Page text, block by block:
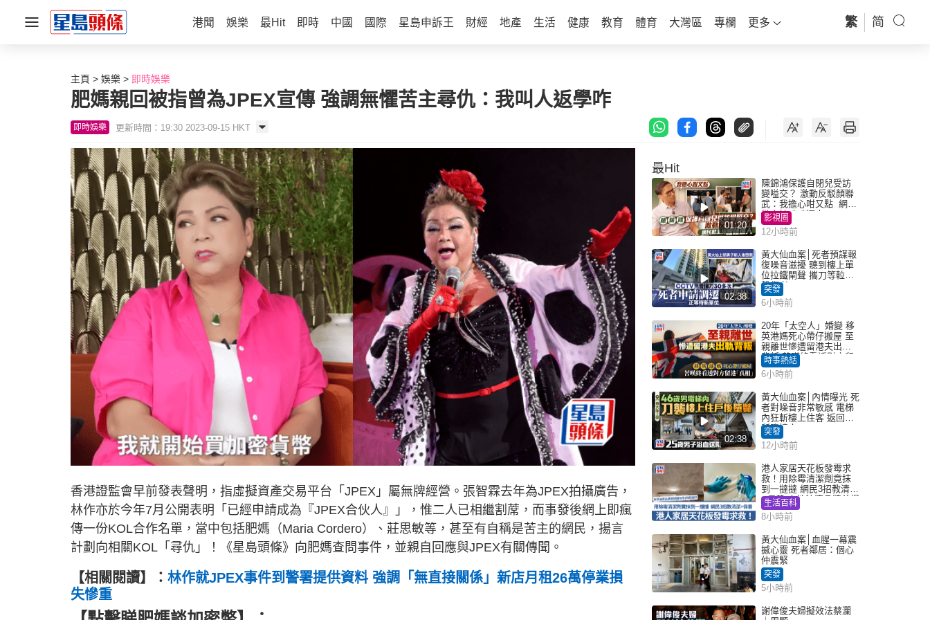
港聞 娛樂 最Hit 即時 中國 國際 星島申訴王 財經 地產 生活 健康 教育 體育 大灣區 專欄 更多 繁 简
主頁 娛樂 即時娛樂
肥媽親回被指曾為JPEX宣傳 強調無懼苦主尋仇：我叫人返學咋
即時娛樂 更新時間：19:30 2023-09-15 HKT
香港證監會早前發表聲明，指虛擬資產交易平台「JPEX」屬無牌經營。張智霖去年為JPEX拍攝廣告，
林作亦於今年7月公開表明「已經申請成為『JPEX合伙人』」，惟二人已相繼割蓆，而事發後網上即瘋
傳一份KOL合作名單，當中包括肥媽（Maria Cordero）、莊思敏等，甚至有自稱是苦主的網民，揚言
計劃向相關KOL「尋仇」！《星島頭條》向肥媽查問事件，並親自回應與JPEX有關傳聞。
【相關閱讀】： 林作就JPEX事件到警署提供資料 強調「無直接關係」新店月租26萬停業損
失慘重
最Hit
01:20
陳錦鴻保護自閉兒受訪
變嗌交？ 激動反駁顏聯
武：我擔心咁又點 網民
批主持咄咄逼人
影視圈
12小時前
02:38
黃大仙血案│死者預謀報
復噪音滋擾 聽到樓上單
位拉鐵閘聲 攜刀等𨋢伏
擊傷者
突發
6小時前
20年「太空人」婚變 移
英港媽死心帶仔搬屋 至
親離世慘遭留港夫出軌
背叛 苦嘆終看透對方留
港「真相」｜Juicy叮
時事熱話
6小時前
02:38
黃大仙血案│內情曝光 死
者對噪音非常敏感 電梯
內狂斬樓上住客 返回住
所墮樓亡
突發
12小時前
港人家居天花板發霉求
救！用除霉清潔劑竟抹
到一撻撻 網民3招教清潔
+保養 本地油漆品牌曾提
醒勿用1物防變色
生活百科
8小時前
黃大仙血案│血腥一幕震
撼心靈 死者鄰居：個心
仲震緊
突發
5小時前
謝偉俊夫婦擬效法蔡瀾